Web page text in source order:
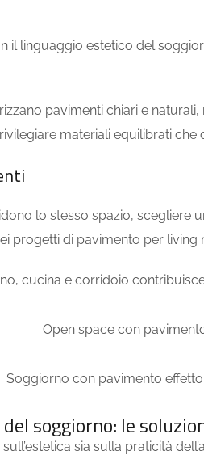
il linguaggio estetico del
pavimenti chiari e
materiali equilibrati
lo stesso spazio, scegliere
progetti di pavimento per
cucina e corridoio
soggiorno: le
sia sulla praticità